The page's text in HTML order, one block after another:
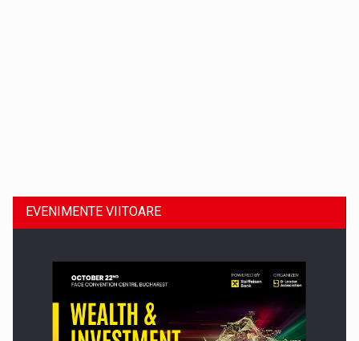
EVENIMENTE VIITOARE